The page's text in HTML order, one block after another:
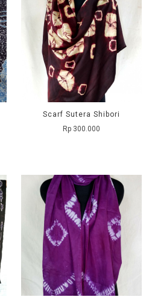
Scarf Sutera Shibori
Rp 300.000